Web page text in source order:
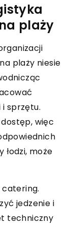
plaży
plaży niesie
sprzętu.
więc
może
jedzenie i
techniczny